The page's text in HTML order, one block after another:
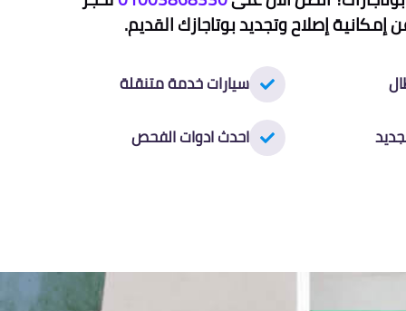
إصلاح وتجديد بوتاجازك القديم.
سيارات خدمة متنقلة
احدث ادوات الفحص